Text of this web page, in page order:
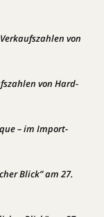
von
von Hard-
– im Import-
Blick” am 27.